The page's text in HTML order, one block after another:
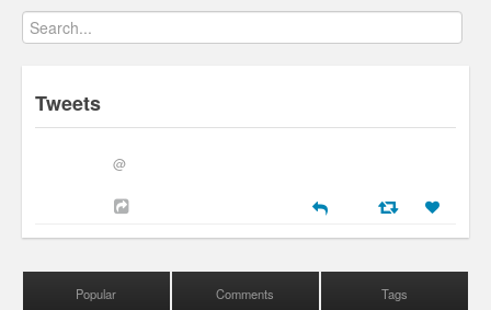
Tweets
@
Popular Comments Tags